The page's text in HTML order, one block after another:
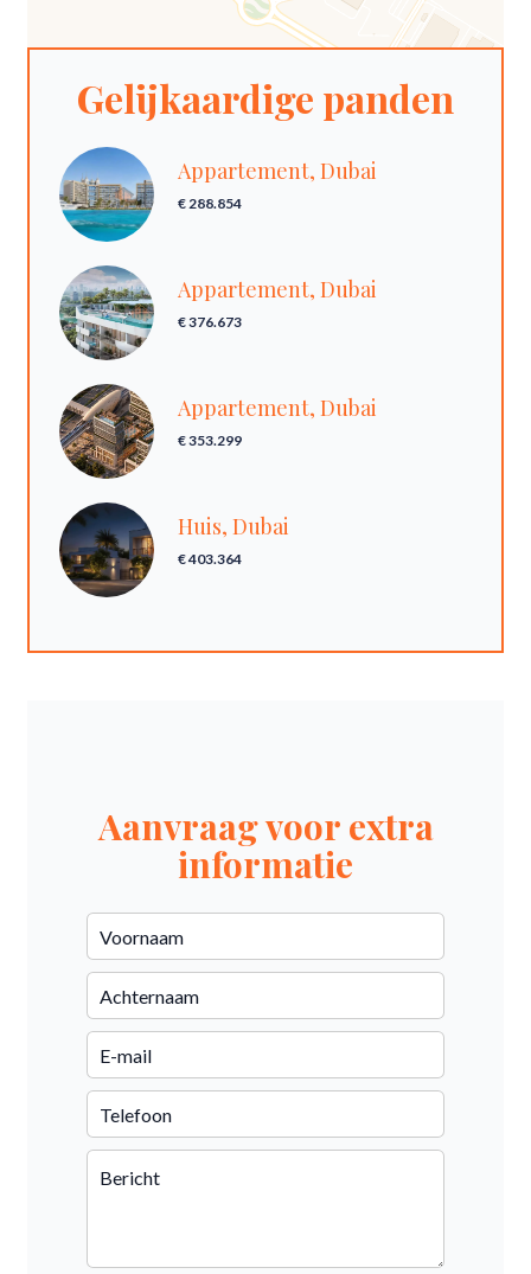
Gelijkaardige panden
Appartement, Dubai
€ 288.854
Appartement, Dubai
€ 376.673
Appartement, Dubai
€ 353.299
Huis, Dubai
€ 403.364
Aanvraag voor extra
informatie